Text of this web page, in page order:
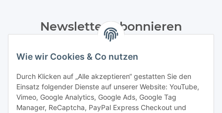
Wie wir Cookies & Co nutzen
Durch Klicken auf „Alle akzeptieren“ gestatten Sie den
Einsatz folgender Dienste auf unserer Website: YouTube,
Vimeo, Google Analytics, Google Ads, Google Tag
Manager, ReCaptcha, PayPal Express Checkout und
Newsletter Abonnieren
Datenschutzerklärungregelmäßig und jederzeit widerruflich
Abonnieren